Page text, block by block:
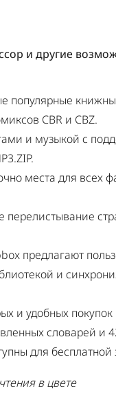
и другие
популярные
CBR и CBZ.
и музыкой с
места для всех
перелистывание
предлагают
и
и удобных
словарей и
для бесплатной
в цвете